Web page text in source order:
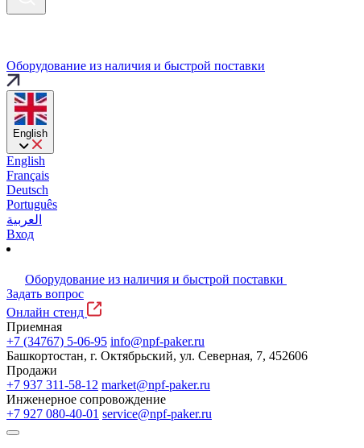
Оборудование из наличия и быстрой поставки
English
English
Français
Deutsch
Português
العربية
Вход
Оборудование из наличия и быстрой поставки
Задать вопрос
Онлайн стенд
Приемная
+7 (34767) 5-06-95 info@npf-paker.ru
Башкортостан, г. Октябрьский, ул. Северная, 7, 452606
Продажи
+7 937 311-58-12 market@npf-paker.ru
Инженерное сопровождение
+7 927 080-40-01 service@npf-paker.ru